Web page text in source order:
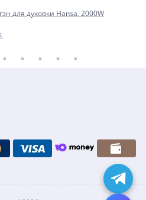
для духовки Hansa, 2000W